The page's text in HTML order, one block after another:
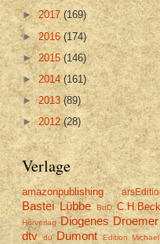
►2017(169)
► 2016(174)
► 2015(146)
► 2014(161)
►2013(89)
►2012(28)
Verlage
amazonpublishing
Bastei Lübbe
BoD C.H.Beck
Hörverlag Diogenes
dtv du Dumont Edition